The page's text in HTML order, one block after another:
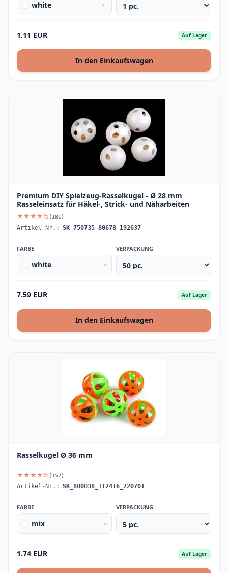
white
1.11 EUR Auf Lager
In den Einkaufswagen
Premium DIY Spielzeug-Rasselkugel - Ø 28 mm
Rasseleinsatz für Häkel-, Strick- und Näharbeiten
★★★★½ (181)
Artikel-Nr.: SK_750735_80678_192637
FARBE
white
VERPACKUNG
7.59 EUR Auf Lager
In den Einkaufswagen
Rasselkugel Ø 36 mm
★★★★½ (152)
Artikel-Nr.: SK_800038_112416_220701
FARBE
mix
VERPACKUNG
1.74 EUR Auf Lager